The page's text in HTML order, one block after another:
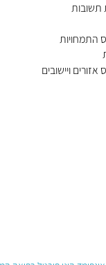
תשובות
התמחויות
ויישובים